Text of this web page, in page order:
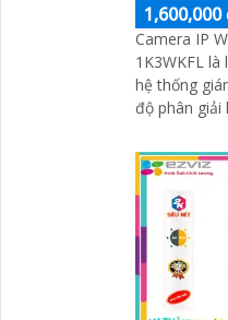
1,600,000
Camera IP
1K3WKFL
hệ thống
độ phân giải
nét